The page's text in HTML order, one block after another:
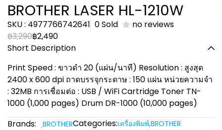
BROTHER LASER HL-1210W
SKU : 4977766742641 0 Sold
no reviews
฿3,290฿2,490
Short Description
Print Speed : ขาวดำ 20 (แผ่น/นาที) Resolution : สูงสุด
2400 x 600 dpi ถาดบรรจุกระดาษ : 150 แผ่น หน่วยความจำ
: 32MB การเชื่อมต่อ : USB / WiFi Cartridge Toner TN-
1000 (1,000 pages) Drum DR-1000 (10,000 pages)
Brands:
ฺBROTHERCategories:เครื่องพิมพ์,BROTHER